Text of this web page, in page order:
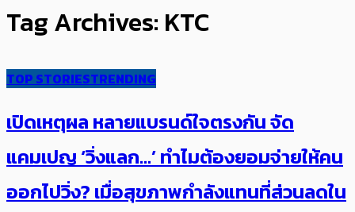
Tag Archives: KTC
TOP STORIESTRENDING
เปิดเหตุผล หลายแบรนด์ใจตรงกัน จัด
แคมเปญ ‘วิ่งแลก…’ ทำไมต้อง​ยอมจ่าย​ให้คน
ออกไปวิ่ง? เมื่อสุขภาพกำลังแทนที่ส่วนลดใน